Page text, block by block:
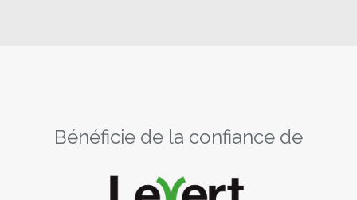
Bénéficie de la confiance de